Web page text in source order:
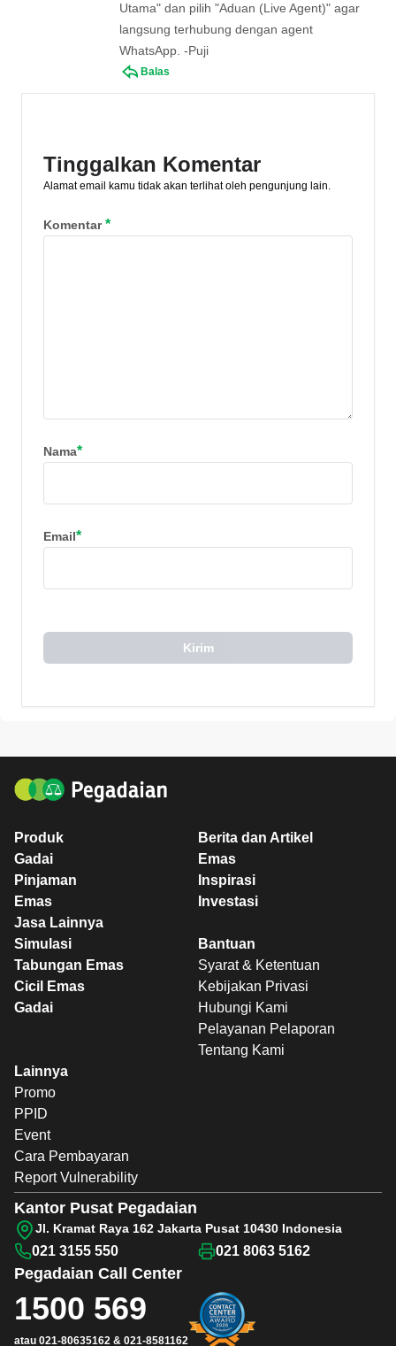
Utama" dan pilih "Aduan (Live Agent)" agar
langsung terhubung dengan agent
WhatsApp. -Puji
Balas
Tinggalkan Komentar
Alamat email kamu tidak akan terlihat oleh pengunjung lain.
Komentar*
Nama*
Email*
Kirim
Produk
Gadai
Pinjaman
Emas
Jasa Lainnya
Berita dan Artikel
Emas
Inspirasi
Investasi
Simulasi
Tabungan Emas
Cicil Emas
Gadai
Bantuan
Syarat & Ketentuan
Kebijakan Privasi
Hubungi Kami
Pelayanan Pelaporan
Tentang Kami
Lainnya
Promo
PPID
Event
Cara Pembayaran
Report Vulnerability
Pegadaian Call Center
1500 569
atau 021-80635162 & 021-8581162
Kantor Pusat Pegadaian
Jl. Kramat Raya 162 Jakarta Pusat 10430 Indonesia
021 3155 550 021 8063 5162